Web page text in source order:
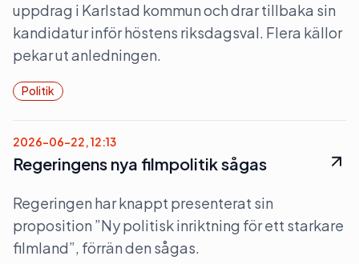
uppdrag i Karlstad kommun och drar tillbaka sin
kandidatur inför höstens riksdagsval. Flera källor
pekar ut anledningen.
Politik
2026-06-22, 12:13
Regeringens nya filmpolitik sågas
Regeringen har knappt presenterat sin
proposition ”Ny politisk inriktning för ett starkare
filmland”, förrän den sågas.